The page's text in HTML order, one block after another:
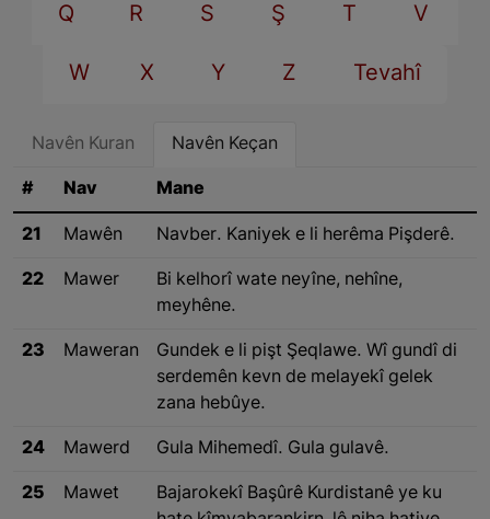
Q R S Ş T V
W X Y Z Tevahî
Navên Kuran Navên Keçan
# Nav Mane
21 Mawên Navber. Kaniyek e li herêma Pişderê.
22 Mawer
Bi kelhorî wate neyîne, nehîne,
meyhêne.
23 Maweran
Gundek e li pişt Şeqlawe. Wî gundî di
serdemên kevn de melayekî gelek
zana hebûye.
24 Mawerd Gula Mihemedî. Gula gulavê.
25 Mawet
Bajarokekî Başûrê Kurdistanê ye ku